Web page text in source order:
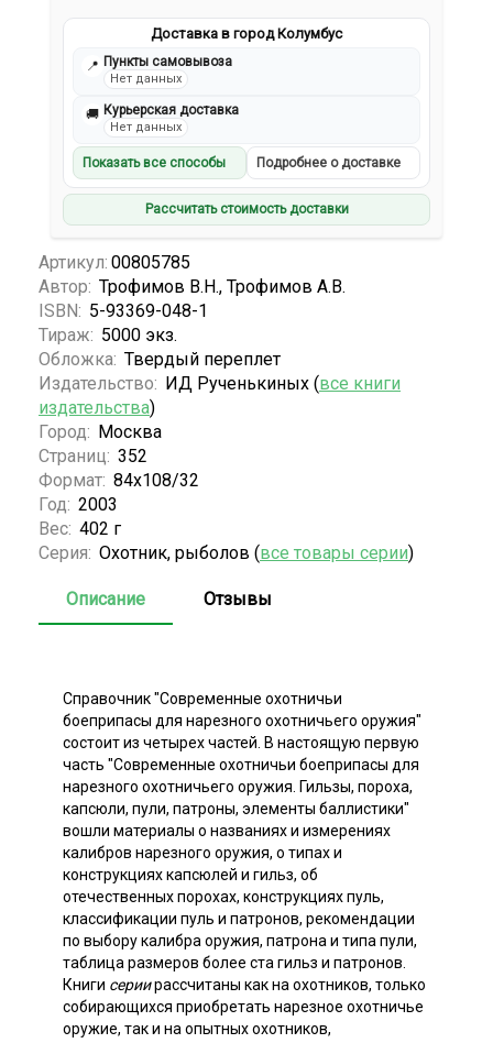
Доставка в город Колумбус
📍 Пункты самовывоза
Нет данных
🚚 Курьерская доставка
Нет данных
Показать все способы Подробнее о доставке
Рассчитать стоимость доставки
Артикул: 00805785
Автор: Трофимов В.Н., Трофимов А.В.
ISBN: 5-93369-048-1
Тираж: 5000 экз.
Обложка: Твердый переплет
Издательство: ИД Рученькиных (все книги
издательства)
Город: Москва
Страниц: 352
Формат: 84х108/32
Год: 2003
Вес: 402 г
Серия: Охотник, рыболов (все товары серии)
Описание Отзывы
Справочник "Современные охотничьи
боеприпасы для нарезного охотничьего оружия"
состоит из четырех частей. В настоящую первую
часть "Современные охотничьи боеприпасы для
нарезного охотничьего оружия. Гильзы, пороха,
капсюли, пули, патроны, элементы баллистики"
вошли материалы о названиях и измерениях
калибров нарезного оружия, о типах и
конструкциях капсюлей и гильз, об
отечественных порохах, конструкциях пуль,
классификации пуль и патронов, рекомендации
по выбору калибра оружия, патрона и типа пули,
таблица размеров более ста гильз и патронов.
Книги сериирассчитаны как на охотников, только
собирающихся приобретать нарезное охотничье
оружие, так и на опытных охотников,